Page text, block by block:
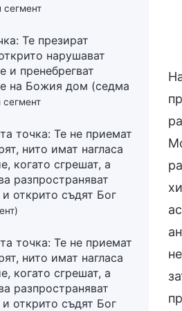
сегмент
Те презират
нарушават
и пренебрегват
на Божия дом (седма
сегмент
точка: Те не приемат
нито имат нагласа
когато сгрешат, а
разпространяват
открито съдят Бог
точка: Те не приемат
нито имат нагласа
когато сгрешат, а
разпространяват
открито съдят Бог